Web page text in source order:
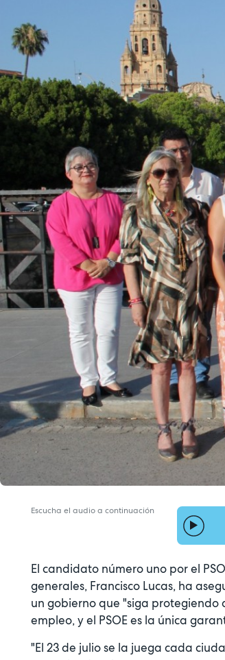
Escucha el audio a continuación
El candidato número uno por el
generales, Francisco Lucas, ha
un gobierno que "siga
empleo, y el PSOE es la única
"El 23 de julio se la juega cada